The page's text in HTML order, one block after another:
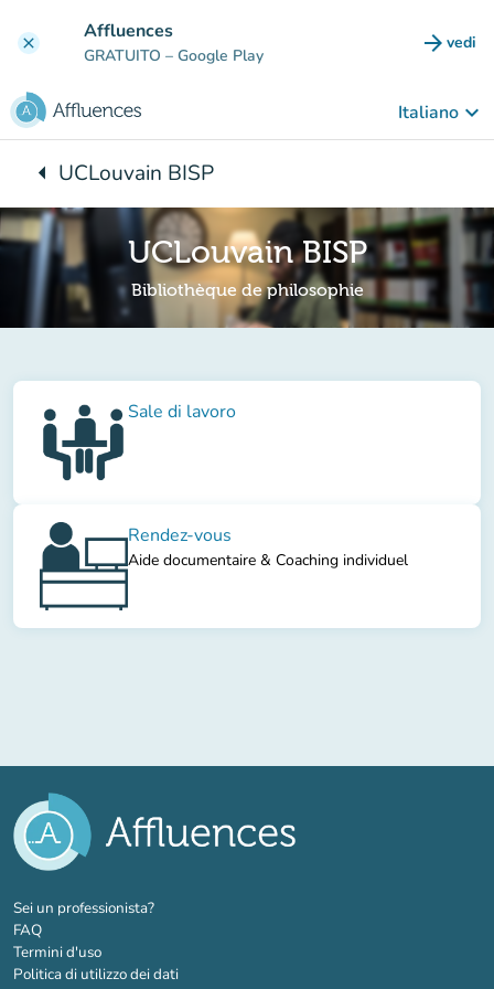
clear Affluences
GRATUITO – Google Play arrow_forward vedi
Italiano keyboard_arrow_down
arrow_leftTorna a:
UCLouvain BISP
UCLouvain BISP
Bibliothèque de philosophie
Sale di lavoro
Rendez-vous
Aide documentaire & Coaching individuel
Sei un professionista?(nuova scheda)
FAQ
Termini d'uso
Politica di utilizzo dei dati